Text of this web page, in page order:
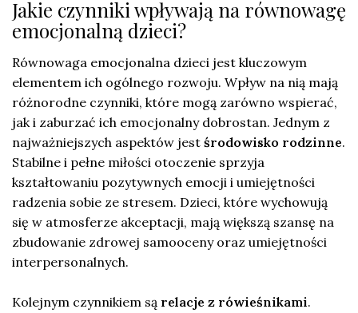
Jakie czynniki wpływają na równowagę
emocjonalną dzieci?
Równowaga emocjonalna dzieci jest kluczowym
elementem ich ogólnego rozwoju. Wpływ na nią mają
różnorodne czynniki, które mogą zarówno wspierać,
jak i zaburzać ich emocjonalny dobrostan. Jednym z
najważniejszych aspektów jest środowisko rodzinne.
Stabilne i pełne miłości otoczenie sprzyja
kształtowaniu pozytywnych emocji i umiejętności
radzenia sobie ze stresem. Dzieci, które wychowują
się w atmosferze akceptacji, mają większą szansę na
zbudowanie zdrowej samooceny oraz umiejętności
interpersonalnych.
Kolejnym czynnikiem są relacje z rówieśnikami.